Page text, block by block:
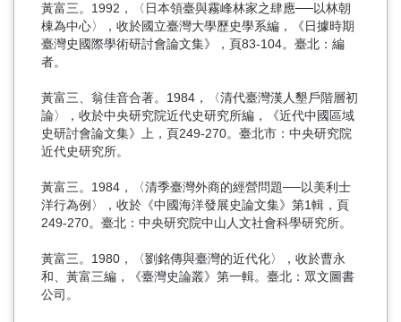
黃富三。1992，〈日本領臺與霧峰林家之肆應──以林朝
棟為中心〉，收於國立臺灣大學歷史學系編，《日據時期
臺灣史國際學術研討會論文集》，頁83-104。臺北：編
者。
黃富三、翁佳音合著。1984，〈清代臺灣漢人墾戶階層初
論〉，收於中央研究院近代史研究所編，《近代中國區域
史研討會論文集》上，頁249-270。臺北市：中央研究院
近代史研究所。
黃富三。1984，〈清季臺灣外商的經營問題──以美利士
洋行為例〉，收於《中國海洋發展史論文集》第1輯，頁
249-270。臺北：中央研究院中山人文社會科學研究所。
黃富三。1980，〈劉銘傳與臺灣的近代化〉，收於曹永
和、黃富三編，《臺灣史論叢》第一輯。臺北：眾文圖書
公司。